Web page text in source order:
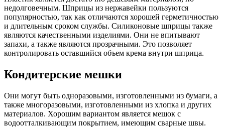
недолговечным. Шприцы из нержавейки пользуются
популярностью, так как отличаются хорошей герметичностью
и длительным сроком службы. Силиконовые шприцы также
являются качественными изделиями. Они не впитывают
запахи, а также являются прозрачными. Это позволяет
контролировать оставшийся объем крема внутри шприца.
Кондитерские мешки
Они могут быть одноразовыми, изготовленными из бумаги, а
также многоразовыми, изготовленными из хлопка и других
материалов. Хорошим вариантом является мешок с
водоотталкивающим покрытием, имеющим сварные швы.